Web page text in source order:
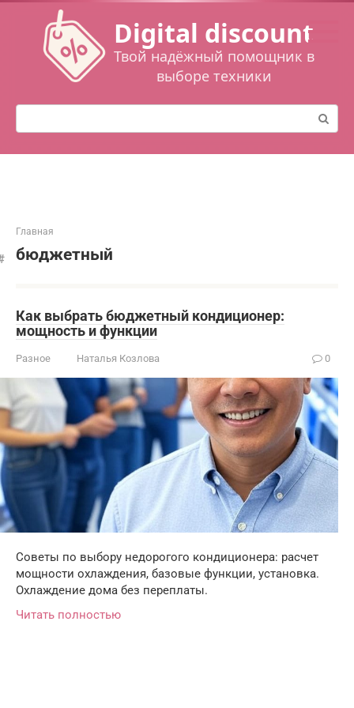
Перейти
контенту
Digital discount
Твой надёжный помощник в
выборе техники
Поиск:
Главная
бюджетный
Как выбрать бюджетный кондиционер:
мощность и функции
Разное Наталья Козлова 0
Советы по выбору недорогого кондиционера: расчет
мощности охлаждения, базовые функции, установка.
Охлаждение дома без переплаты.
Читать полностью